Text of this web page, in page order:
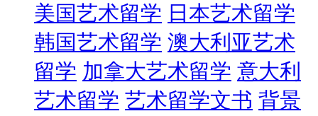
美国艺术留学 日本艺术留学
韩国艺术留学 澳大利亚艺术
留学 加拿大艺术留学 意大利
艺术留学 艺术留学文书 背景